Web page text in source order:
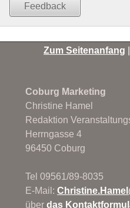
Feedback
Zum Seitenanfang
Coburg Marketing
Christine Hamel
Redaktion
Herrngasse 4
96450 Coburg
Tel 09561/89-8035
E-Mail:
überdas